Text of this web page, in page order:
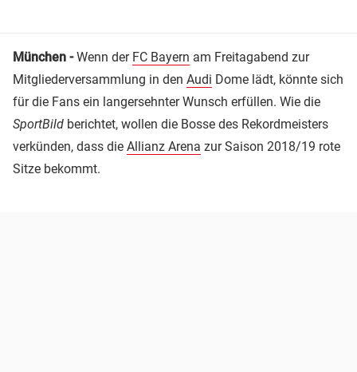
München -Wenn der FC Bayern am Freitagabend zur
Mitgliederversammlung in den Audi Dome lädt, könnte sich
für die Fans ein langersehnter Wunsch erfüllen. Wie die
SportBild berichtet, wollen die Bosse des Rekordmeisters
verkünden, dass die Allianz Arena zur Saison 2018/19 rote
Sitze bekommt.